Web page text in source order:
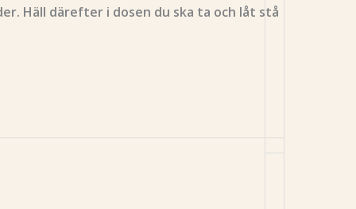
Häll därefter i dosen du ska ta och låt stå